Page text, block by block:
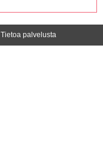
Tietoa palvelusta